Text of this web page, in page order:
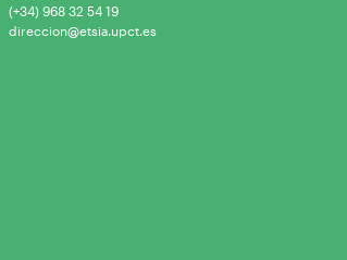
(+34) 968 32 54 19
direccion@etsia.upct.es